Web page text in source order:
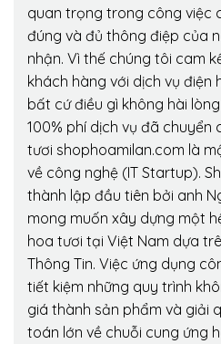
quan trọng trong công việc
đúng và đủ thông điệp của
nhận. Vì thế chúng tôi cam
khách hàng với dịch vụ điện
bất cứ điều gì không hài
100% phí dịch vụ đã chuyển
tươi shophoamilan.com là
về công nghệ (IT Startup).
thành lập đầu tiên bởi anh
mong muốn xây dựng một
hoa tươi tại Việt Nam dựa
Thông Tin. Việc ứng dụng
tiết kiệm những quy trình
giá thành sản phẩm và giải
toán lớn về chuỗi cung ứng